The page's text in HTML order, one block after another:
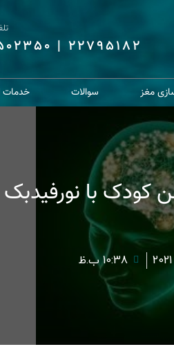
22795182
|
مغز سوالات خدمات
کودک با نورفیدبک
10:38 ب.ظ